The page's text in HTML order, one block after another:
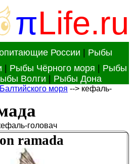
πLife.ru
России
Рыбы
Рыбы Чёрного моря
Рыбы
Волги Рыбы Дона
моря --> кефаль-
головач
ramada